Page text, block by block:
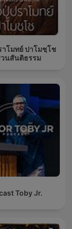
าโมทย์ ปาโมชฺโช
นสันติธรรม
Toby Jr.